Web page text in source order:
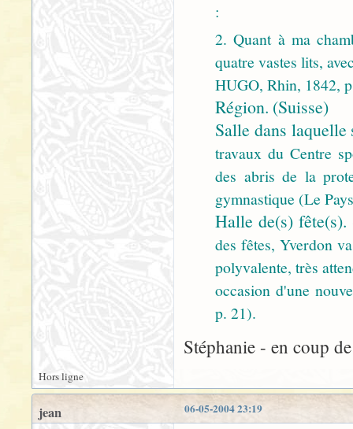
:
2. Quant à ma
quatre vastes lits,
HUGO, Rhin, 1842,
Région. (Suisse)
Salle dans
travaux du Centre
des abris de la
gymnastique (Le
Halle de(s) fête(s).
des fêtes, Yverdon
polyvalente, très
occasion d'une
p. 21).
Stéphanie - en coup
Hors ligne
06-05-2004 23:19
jean